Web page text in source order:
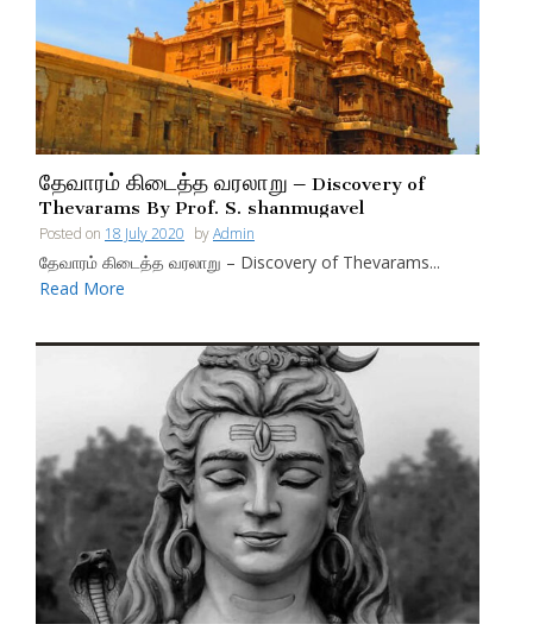
தேவாரம் கிடைத்த வரலாறு – Discovery of
Thevarams By Prof. S. shanmugavel
Posted on 18 July 2020 byAdmin
தேவாரம் கிடைத்த வரலாறு – Discovery of Thevarams...
Read More